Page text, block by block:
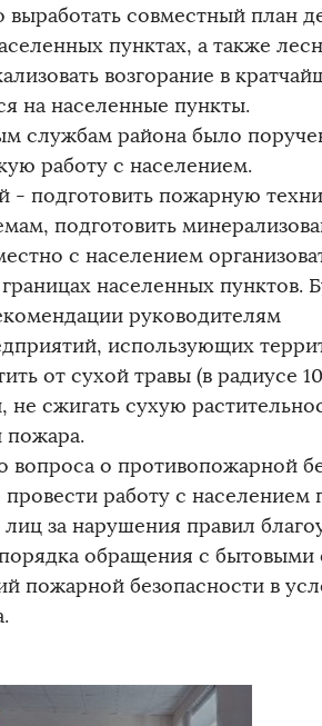
совместный план
пунктах, а также
возгорание в
на населенные пункты.
службам района было
работу с населением.
- подготовить пожарную
подготовить
с населением
населенных пунктов.
руководителям
использующих
от сухой травы (в радиусе
сжигать сухую
пожара.
вопроса о противопожарной
работу с
за нарушения правил
обращения с бытовыми
пожарной безопасности в